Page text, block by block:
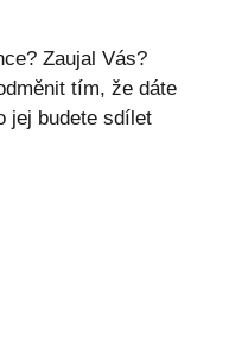
Zaujal Vás?
tím, že dáte
jej budete sdílet